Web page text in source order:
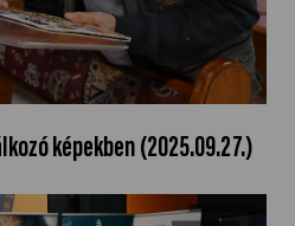
képekben (2025.09.27.)